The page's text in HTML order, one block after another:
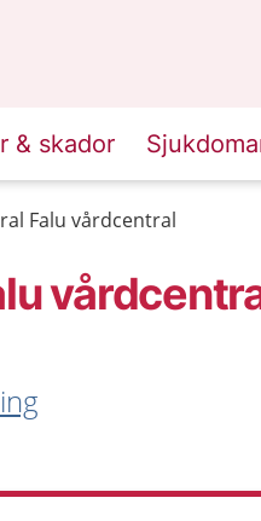
& skador
Falu vårdcentral